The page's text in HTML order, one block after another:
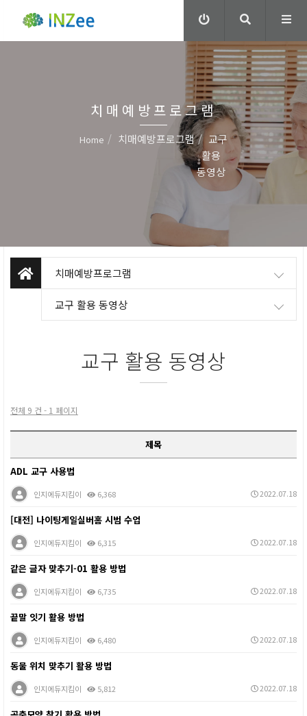
치매예방프로그램
Home 치매예방프로그램
교구
활용
동영상
치매예방프로그램
교구 활용 동영상
교구 활용 동영상
전체 9 건 - 1 페이지
제목
ADL 교구 사용법
인지에듀지킴이 6,368 2022.07.18
[대전] 나이팅게일실버홈 시범 수업
인지에듀지킴이 6,315 2022.07.18
같은 글자 맞추기-01 활용 방법
인지에듀지킴이 6,735 2022.07.18
끝말 잇기 활용 방법
인지에듀지킴이 6,480 2022.07.18
동물 위치 맞추기 활용 방법
인지에듀지킴이 5,812 2022.07.18